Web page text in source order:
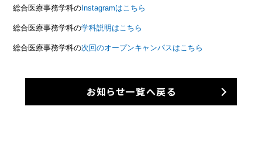
総合医療事務学科の Instagramはこちら
総合医療事務学科の学科説明はこちら
総合医療事務学科の次回のオープンキャンパスはこちら
お知らせ一覧へ戻る